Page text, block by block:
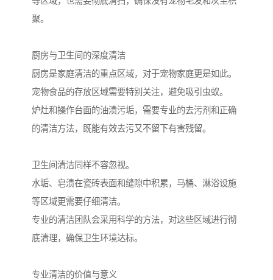
聚。
厨房与卫生间的深度清洁
厨房是家庭清洁的重点区域，对于宠物家庭更是如此。
宠物食品的存放区域需要特别关注，避免吸引虫蚁。
炉灶和操作台面的油渍污垢，需要专业的去污剂和正确
的清洁方法，既能有效去污又不留下有害残留。
卫生间清洁同样不容忽视。
水垢、皂渍在瓷砖表面和缝隙中积累，马桶、淋浴设施
等区域更需要仔细清洁。
专业的清洁团队会采用科学的方法，对这些区域进行彻
底清理，确保卫生环境达标。
专业清洁的价值与意义